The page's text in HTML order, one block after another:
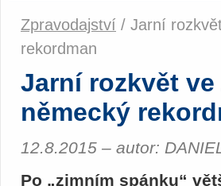
Zpravodajství / Jarní
rekordman
Jarní rozkvět
německý
12.8.2015 – autor:
Po „zimním spánku“